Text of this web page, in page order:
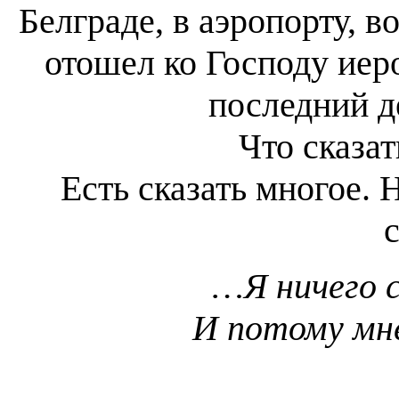
Белграде, в аэропорту,
отошел ко Господу
последний
Что
Есть сказать
…Я ничего
И потому